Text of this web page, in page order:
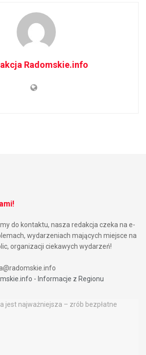
Radomskie.info
do kontaktu, nasza redakcja czeka na e-
wydarzeniach mających miejsce na
organizacji ciekawych wydarzeń!
- Informacje z Regionu